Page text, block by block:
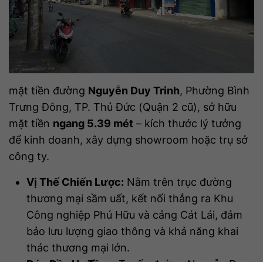
mặt tiền đường Nguyễn Duy Trinh, Phường Bình
Trưng Đông, TP. Thủ Đức (Quận 2 cũ), sở hữu
mặt tiền ngang 5.39 mét – kích thước lý tưởng
để kinh doanh, xây dựng showroom hoặc trụ sở
công ty.
Vị Thế Chiến Lược: Nằm trên trục đường
thương mại sầm uất, kết nối thẳng ra Khu
Công nghiệp Phú Hữu và cảng Cát Lái, đảm
bảo lưu lượng giao thông và khả năng khai
thác thương mại lớn.